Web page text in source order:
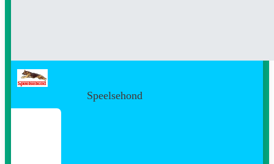
Speelsehond